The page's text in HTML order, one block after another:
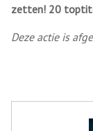
zetten! 20
Deze actie is